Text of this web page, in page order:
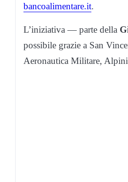
bancoalimentare.it.
L’iniziativa — parte della
possibile grazie a San
Aeronautica Militare,